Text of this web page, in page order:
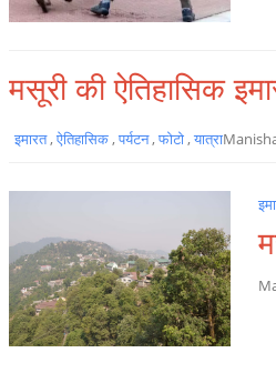
मसूरी की ऐतिहासिक
इमारत,ऐतिहासिक,पर्यटन,फोटो,यात्रा